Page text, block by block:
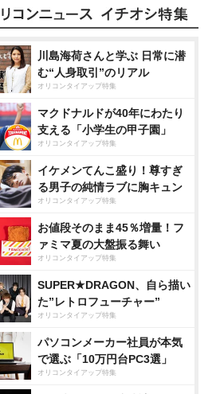
川島海荷さんと学ぶ 日常に潜
む“人身取引”のリアル
オリコンタイアップ特集
マクドナルドが40年にわたり
支える「小学生の甲子園」
オリコンタイアップ特集
イケメンてんこ盛り！尊すぎ
る男子の純情ラブに胸キュン
オリコンタイアップ特集
お値段そのまま45％増量！フ
ァミマ夏の大盤振る舞い
オリコンタイアップ特集
SUPER★DRAGON、自ら描い
た”レトロフューチャー”
オリコンタイアップ特集
パソコンメーカー社員が本気
で選ぶ「10万円台PC3選」
オリコンタイアップ特集